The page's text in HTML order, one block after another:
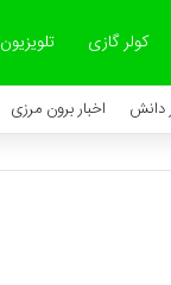
کولر گازی تلویزیون
دانش اخبار برون مرزی